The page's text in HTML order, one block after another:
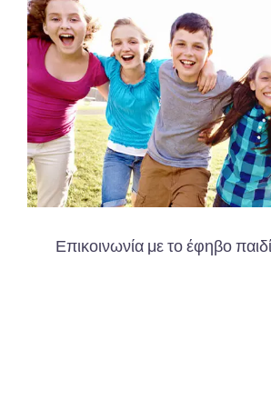
Επικοινωνία με το έφηβο